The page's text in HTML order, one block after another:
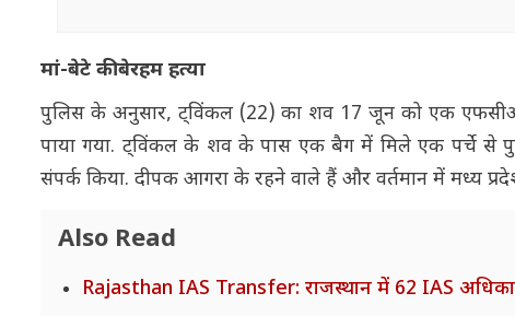
मां-बेटे की बेरहम हत्या
पुलिस के अनुसार, ट्विंकल (22) का शव 17 जून को एक
पाया गया. ट्विंकल के शव के पास एक बैग में मिले एक पर्चे से
संपर्क किया. दीपक आगरा के रहने वाले हैं और वर्तमान में मध्य
Also Read
Rajasthan IAS Transfer: राजस्थान में 62 IAS